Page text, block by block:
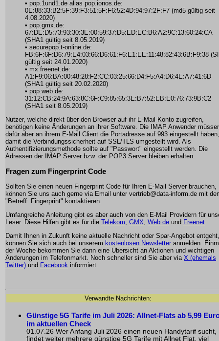
• pop.1und1.de alias pop.ionos.de:
0E:88:33:B2:5F:39:F3:51:5F:F6:52:4D:94:97:2F:F7 (md5 gültig seit
4.08.2020)
• pop.gmx.de:
67:DE:D5:73:93:30:3E:00:59:37:D5:ED:EC:B6:A2:9C:13:60:24:CA
(SHA1 gültig seit 8.05.2019)
• securepop.t-online.de:
FB:6F:6F:D6:79:E4:03:66:D6:61:F6:E1:EE:11:48:82:43:6B:F9:38
gültig seit 24.01.2020)
• mx.freenet.de:
A1:F9:06:BA:00:48:28:F2:CC:03:25:66:D4:F5:A4:D6:4E:A7:41:6D
(SHA1 gültig seit 20.02.2020)
• pop.web.de:
31:12:CB:24:9A:63:8C:6F:C9:85:65:3E:B7:52:EB:E0:76:73:9B:C2
(SHA1 seit 8.05.2019)
Nutzer, welche direkt über den Browser auf ihr E-Mail Konto zugreifen,
benötigen keine Änderungen an ihrer Software. Die IMAP Anwender
dafür aber an ihrem E-Mail Client die Portadresse auf 993 eingestellt
damit die Verbindungssicherheit auf SSL/TLS umgestellt wird. Als
Authentifizierungsmethode sollte auf "Passwort" eingestellt werden. Die
Adressen der IMAP Server bzw. der POP3 Server bleiben erhalten.
Fragen zum Fingerprint Code
Sollten Sie einen neuen Fingerprint Code für Ihren E-Mail Server brauchen,
können Sie uns auch gerne via Email unter vertrieb@data-inform.de mit
"Betreff: Fingerprint" kontaktieren.
Umfangreiche Anleitung gibt es aber auch von den E-Mail Providern für
Leser. Diese Hilfen gibt es für die Telekom, GMX, Web.de und Freenet.
Damit Ihnen in Zukunft keine aktuelle Nachricht oder Spar-Angebot entgeht,
können Sie sich auch bei unserem kostenlosen Newsletter anmelden.
der Woche bekommen Sie dann eine Übersicht an Aktionen und wichtigen
Änderungen im Telefonmarkt. Noch schneller sind Sie aber via X (ehemals
Twitter) und Facebook informiert.
Verwandte Nachrichten:
Günstige 5G Tarife im Juli 2026: Allnet-Flats ab 5,99
im aktuellen Check
01.07.26 Wer Anfang Juli 2026 einen neuen Handytarif sucht,
findet weiter mehrere günstige 5G Tarife mit Allnet Flat, viel